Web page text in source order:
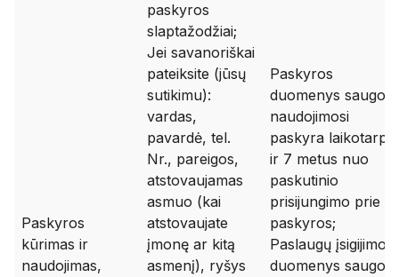
Paskyros
kūrimas ir
naudojimas,
paskyros
slaptažodžiai;
Jei savanoriškai
pateiksite (jūsų
sutikimu):
vardas,
pavardė, tel.
Nr., pareigos,
atstovaujamas
asmuo (kai
atstovaujate
įmonę ar kitą
asmenį), ryšys
Paskyros
duomenys
naudojimosi
paskyra laikotarpiu
ir 7 metus nuo
paskutinio
prisijungimo prie
paskyros;
Paslaugų įsigijimo
duomenys